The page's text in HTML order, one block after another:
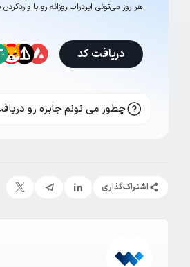
هر روز می‌تونی ایردراپ روزانه رو با
دریافت کد
چطور می تونم جایزه رو
اشتراک‌گذاری